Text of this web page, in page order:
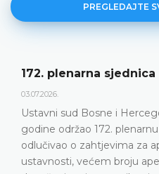
PREGLEDAJTE
172. plenarna sjednica
03.07.2026.
Ustavni sud Bosne i
godine održao 172.
odlučivao o zahtjevima za
ustavnosti, većem broju